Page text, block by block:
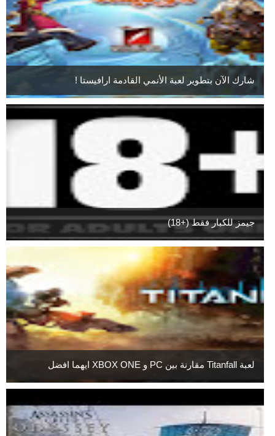
شارك الآن بتطوير لعبة الأنمي القادمة ارافيستا !
جيمز للكبار فقط (+18)
لعبة Titanfall مقارنة بين PC و XBOX ONE ايهما افضل